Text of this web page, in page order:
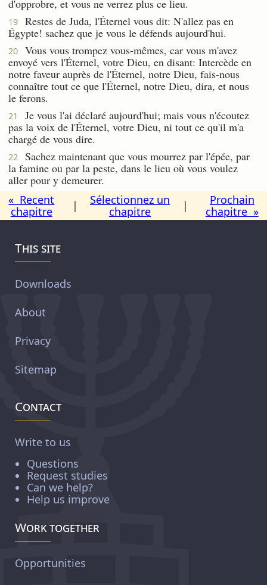
d'opprobre, et vous ne verrez plus ce lieu.
19
Restes de Juda, l'Éternel vous dit: N'allez pas en
Égypte! sachez que je vous le défends aujourd'hui.
20
Vous vous trompez vous-mêmes, car vous m'avez
envoyé vers l'Éternel, votre Dieu, en disant: Intercède en
notre faveur auprès de l'Éternel, notre Dieu, fais-nous
connaître tout ce que l'Éternel, notre Dieu, dira, et nous
le ferons.
21
Je vous l'ai déclaré aujourd'hui; mais vous n'écoutez
pas la voix de l'Éternel, votre Dieu, ni tout ce qu'il m'a
chargé de vous dire.
22
Sachez maintenant que vous mourrez par l'épée, par
la famine ou par la peste, dans le lieu où vous voulez
aller pour y demeurer.
« Recent
chapitre
|
Sélectionnez un
chapitre
|
Prochain
chapitre »
This site
Downloads
About
Privacy
Sitemap
Contact
Write to us
Questions
Request studies
Can we help?
Help us improve
Work together
Opportunities